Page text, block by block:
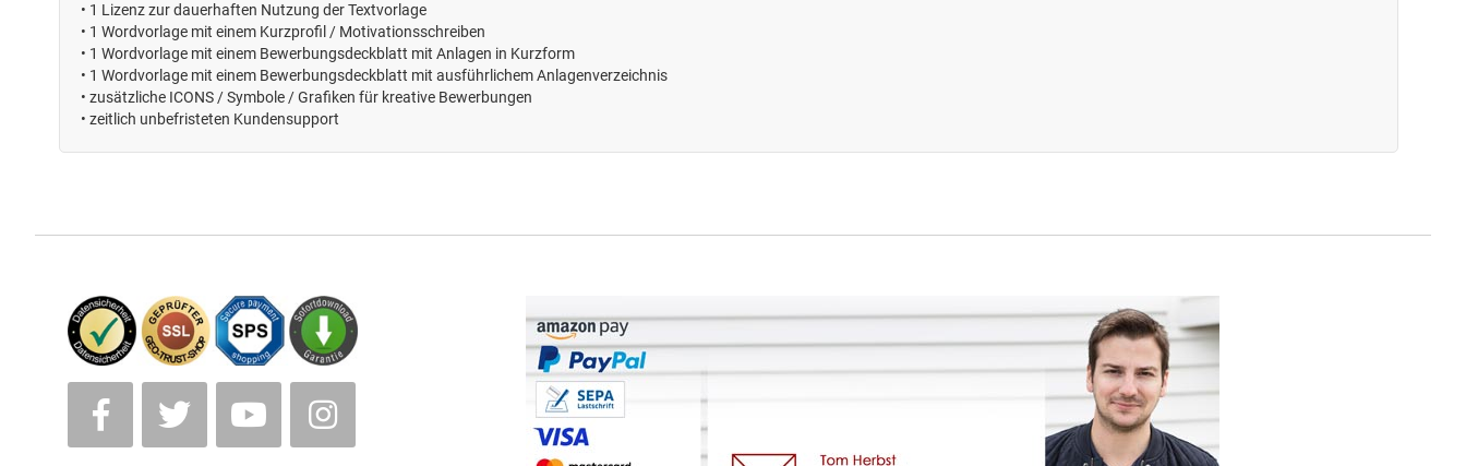
• 1 Lizenz zur dauerhaften Nutzung der Textvorlage
• 1 Wordvorlage mit einem Kurzprofil / Motivationsschreiben
• 1 Wordvorlage mit einem Bewerbungsdeckblatt mit Anlagen in Kurzform
• 1 Wordvorlage mit einem Bewerbungsdeckblatt mit ausführlichem Anlagenverzeichnis
• zusätzliche ICONS / Symbole / Grafiken für kreative Bewerbungen
• zeitlich unbefristeten Kundensupport